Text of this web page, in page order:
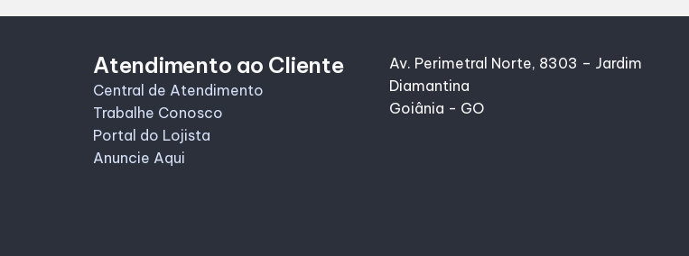
Atendimento ao Cliente
Central de Atendimento
Trabalhe Conosco
Portal do Lojista
Anuncie Aqui
Av. Perimetral Norte, 8303 – Jardim
Diamantina
Goiânia - GO